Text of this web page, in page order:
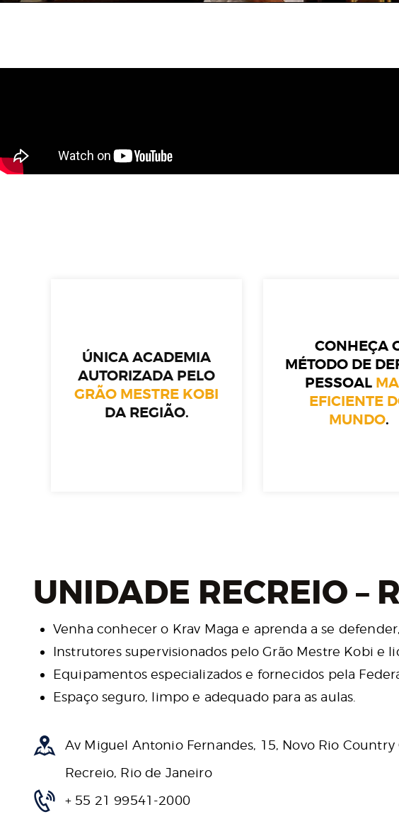
ÚNICA ACADEMIA
AUTORIZADA PELO
GRÃO MESTRE KOBI
DA REGIÃO.
CONHEÇA
MÉTODO DE
PESSOAL
EFICIENTE
MUNDO.
UNIDADE RECREIO –
Venha conhecer o Krav Maga e aprenda a se
Instrutores supervisionados pelo Grão Mestre Kobi e
Equipamentos especializados e fornecidos pela
Espaço seguro, limpo e adequado para as aulas.
Av Miguel Antonio Fernandes, 15, Novo Rio Country
Recreio, Rio de Janeiro
+ 55 21 99541-2000